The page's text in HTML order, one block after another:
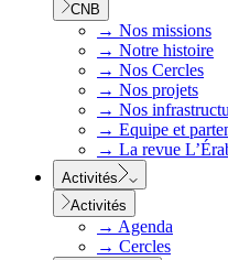
CNB
→ Nos missions
→ Notre histoire
→ Nos Cercles
→ Nos projets
→ Nos
→ Equipe et
→ La revue
Activités
Activités
→ Agenda
→ Cercles